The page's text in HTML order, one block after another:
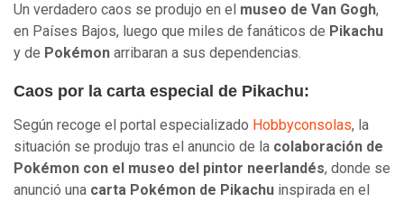
Un verdadero caos se produjo en el museo de Van Gogh,
en Países Bajos, luego que miles de fanáticos de Pikachu
y de Pokémon arribaran a sus dependencias.
Caos por la carta especial de Pikachu:
Según recoge el portal especializado Hobbyconsolas, la
situación se produjo tras el anuncio de la colaboración de
Pokémon con el museo del pintor neerlandés, donde se
anunció una carta Pokémon de Pikachu inspirada en el